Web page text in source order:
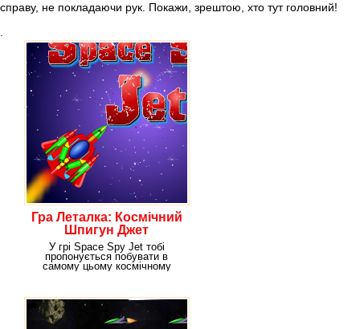
справу, не покладаючи рук. Покажи, зрештою, хто тут головний!
Гра Леталка: Космічний
Шпигун Джет
У грі Space Spy Jet тобі
пропонується побувати в
самому цьому космічному